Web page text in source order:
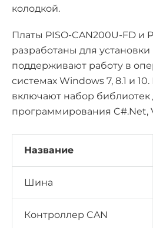
колодкой.
Платы PISO-CAN200U-FD и
разработаны для установки
поддерживают работу в
системах Windows 7, 8.1 и
включают набор библиотек
программирования C#.Net,
Название
Шина
Контроллер CAN